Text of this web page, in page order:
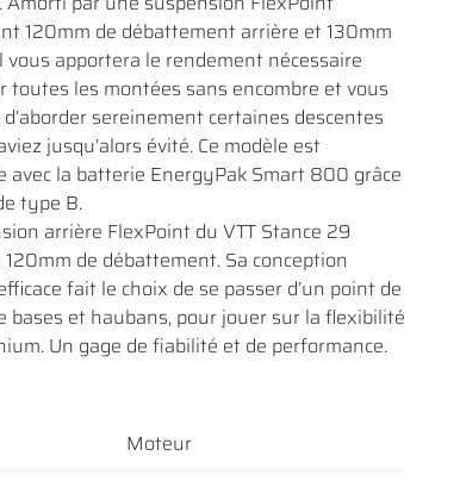
120mm de débattement arrière et 130mm
vous apportera le rendement nécessaire
toutes les montées sans encombre et vous
sereinement certaines descentes
jusqu’alors évité. Ce modèle est
avec la batterie EnergyPak Smart 800 grâce
type B.
arrière FlexPoint du VTT Stance 29
120mm de débattement. Sa conception
fait le choix de se passer d’un point de
bases et haubans, pour jouer sur la flexibilité
Un gage de fiabilité et de performance.
Moteur